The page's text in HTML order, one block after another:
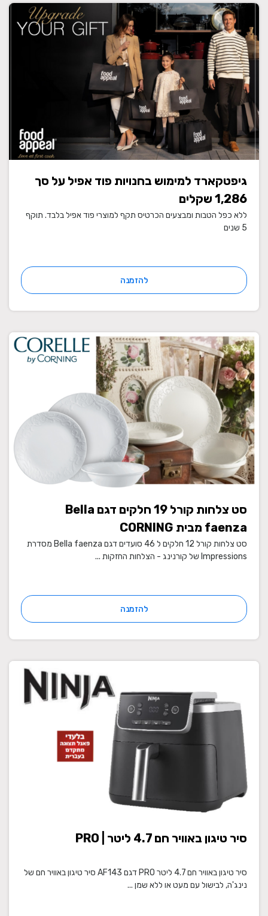
גיפטקארד למימוש בחנויות פוד אפיל על סך
1,286 שקלים
ללא כפל הטבות ומבצעים הכרטיס תקף למוצרי פוד אפיל בלבד. תוקף
5 שנים
להזמנה
סט צלחות קורל 19 חלקים דגם Bella
faenza מבית CORNING
סט צלחות קורל 12 חלקים ל 46 סועדים דגם Bella faenza מסדרת
Impressions של קורנינג - הצלחות החזקות ...
להזמנה
סיר טיגון באוויר חם 4.7 ליטר | PRO
סיר טיגון באוויר חם 4.7 ליטר PRO דגם AF143 סיר טיגון באוויר חם של
נינג'ה, לבישול עם מעט או ללא שמן ...